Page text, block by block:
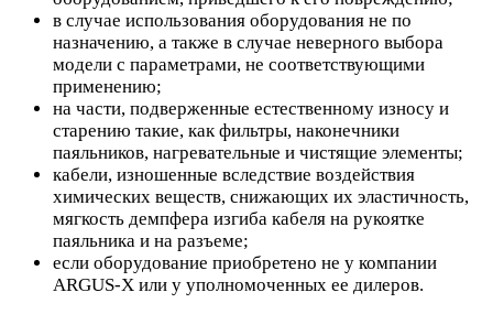
в случае использования оборудования не по
назначению, а также в случае неверного выбора
модели с параметрами, не соответствующими
применению;
на части, подверженные естественному износу и
старению такие, как фильтры, наконечники
паяльников, нагревательные и чистящие элементы;
кабели, изношенные вследствие воздействия
химических веществ, снижающих их эластичность,
мягкость демпфера изгиба кабеля на рукоятке
паяльника и на разъеме;
если оборудование приобретено не у компании
ARGUS-X или у уполномоченных ее дилеров.